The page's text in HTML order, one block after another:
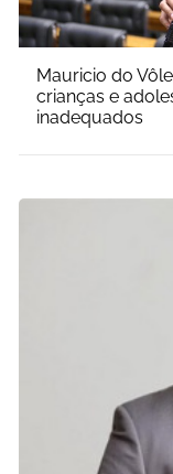
Mauricio do
crianças e
inadequados